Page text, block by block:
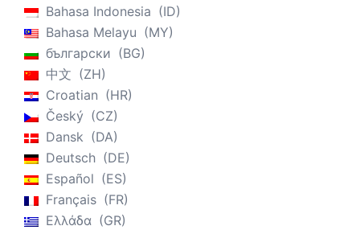
Bahasa Indonesia
ID
Bahasa Melayu
MY
български
BG
中文
ZH
Croatian
HR
Český
CZ
Dansk
DA
Deutsch
DE
Español
ES
Français
FR
Ελλάδα
GR